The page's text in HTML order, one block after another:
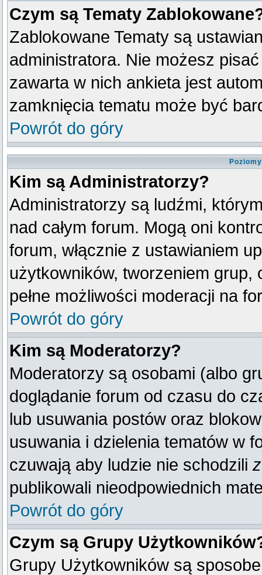
Czym są Tematy
Zablokowane Tematy są
administratora. Nie możesz
zawarta w nich ankieta jest
zamknięcia tematu może być
Powrót do góry
Kim są Administratorzy?
Administratorzy są ludźmi,
nad całym forum. Mogą oni
forum, włącznie z ustawianiem
użytkowników, tworzeniem
pełne możliwości moderacji na
Powrót do góry
Kim są Moderatorzy?
Moderatorzy są osobami (albo
doglądanie forum od czasu do
lub usuwania postów oraz
usuwania i dzielenia tematów w
czuwają aby ludzie nie schodzili
publikowali nieodpowiednich
Powrót do góry
Czym są Grupy
Grupy Użytkowników są